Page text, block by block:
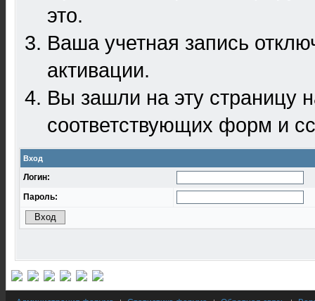
это.
Ваша учетная запись
активации.
Вы зашли на эту
соответствующих форм и
Вход
Логин:
Пароль: